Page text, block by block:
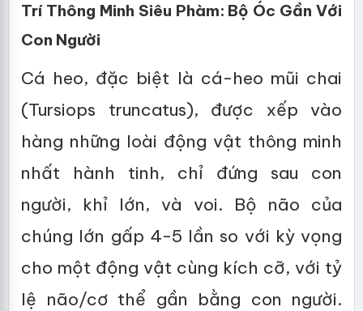
Trí Thông Minh Siêu Phàm: Bộ Óc Gần Với
Con Người
Cá heo, đặc biệt là cá-heo mũi chai
(Tursiops truncatus), được xếp vào
hàng những loài động vật thông minh
nhất hành tinh, chỉ đứng sau con
người, khỉ lớn, và voi. Bộ não của
chúng lớn gấp 4-5 lần so với kỳ vọng
cho một động vật cùng kích cỡ, với tỷ
lệ não/cơ thể gần bằng con người.